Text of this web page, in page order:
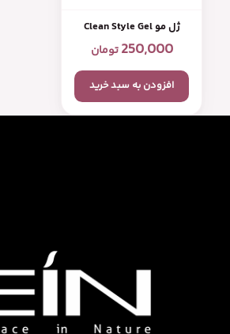
ژل مو Clean Style Gel
250,000 تومان
افزودن به سبد خرید